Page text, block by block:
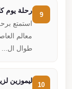
رحلة يوم
استمتع
معالم
طوال ال...
10
ليموزين